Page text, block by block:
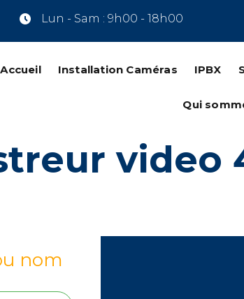
Lun - Sam : 9h00 - 18h00
Accueil Installation Caméras IPBX
Qui
video
nom